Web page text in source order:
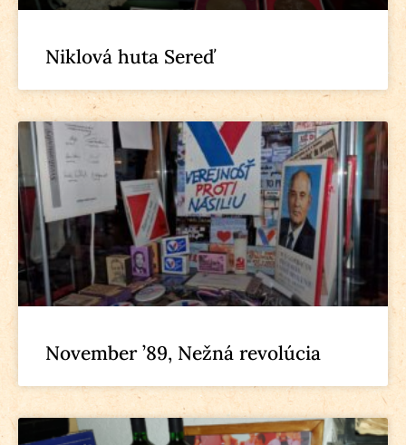
Niklová huta Sereď
November ’89, Nežná revolúcia